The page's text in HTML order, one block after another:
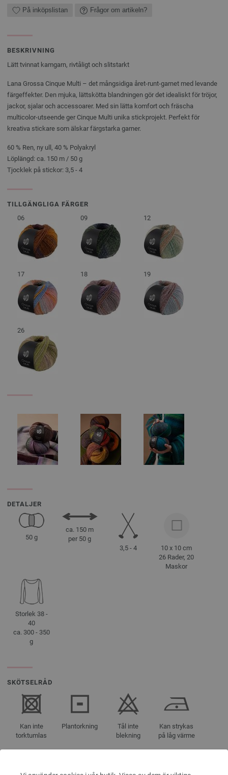
På inköpslistan Frågor om artikeln?
BESKRIVNING
Lätt tvinnat kamgarn, rivtåligt och slitstarkt
Lana Grossa Cinque Multi – det mångsidiga året-runt-garnet med levande
färgeffekter. Den mjuka, lättskötta blandningen gör det idealiskt för tröjor,
jackor, sjalar och accessoarer. Med sin lätta komfort och fräscha
multicolor-utseende ger Cinque Multi unika stickprojekt. Perfekt för
kreativa stickare som älskar färgstarka garner.
60 % Ren, ny ull, 40 % Polyakryl
Löplängd: ca. 150 m / 50 g
Tjocklek på stickor: 3,5 - 4
TILLGÄNGLIGA FÄRGER
06
09 12
17 18 19
26
DETALJER
50 g
ca. 150 m
per 50 g
3,5 - 4
10 x 10 cm
26 Rader, 20
Maskor
Storlek 38 -
40
ca. 300 - 350
g
SKÖTSELRÅD
Kan inte
torktumlas
Plantorkning
Tål inte
blekning
Kan strykas
på låg värme